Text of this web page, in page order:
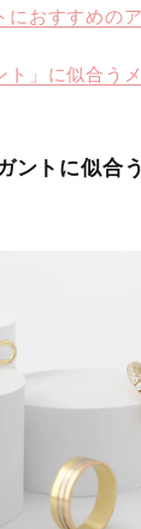
におすすめの
ト」に似合う
ントに似合